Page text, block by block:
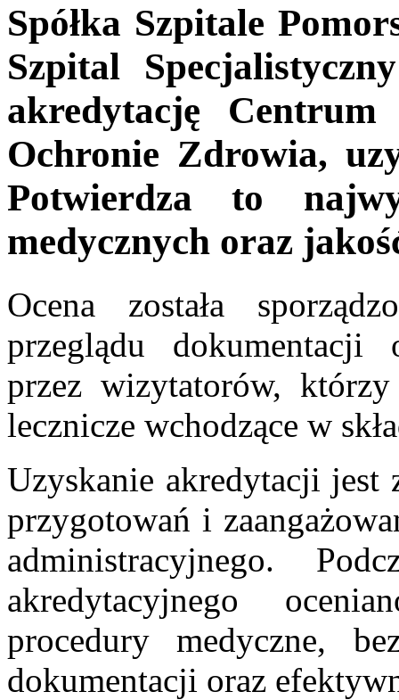
Spółka Szpitale
Szpital
akredytację
Ochronie Zdrowia,
Potwierdza to
medycznych oraz
Ocena została
przeglądu dokumentacji
przez wizytatorów,
lecznicze wchodzące w
Uzyskanie akredytacji jest
przygotowań i
administracyjnego.
akredytacyjnego
procedury medyczne,
dokumentacji oraz